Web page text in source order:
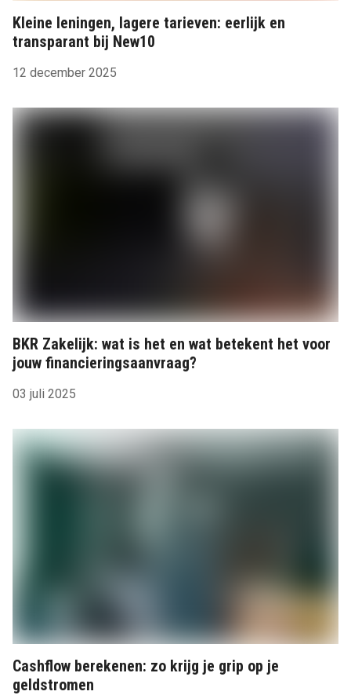
Kleine leningen, lagere tarieven: eerlijk en
transparant bij New10
12 december 2025
BKR Zakelijk: wat is het en wat betekent het voor
jouw financieringsaanvraag?
03 juli 2025
Cashflow berekenen: zo krijg je grip op je
geldstromen